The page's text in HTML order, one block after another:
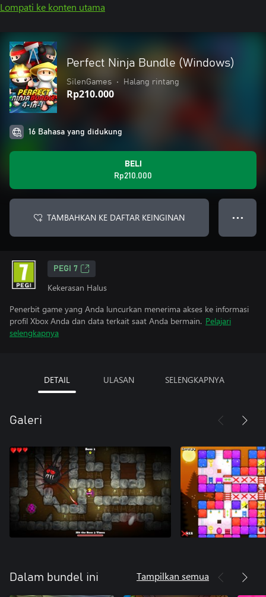
Lompati ke konten utama
Perfect Ninja Bundle (Windows)
SilenGames • Halang rintang
Rp210.000
16 Bahasa yang didukung
BELI
Rp210.000
TAMBAHKAN KE DAFTAR KEINGINAN ● ● ●
PEGI 7
Kekerasan Halus
Penerbit game yang Anda luncurkan menerima akses ke informasi
profil Xbox Anda dan data terkait saat Anda bermain. Pelajari
selengkapnya
DETAIL ULASAN SELENGKAPNYA
Galeri
Dalam bundel ini Tampilkan semua